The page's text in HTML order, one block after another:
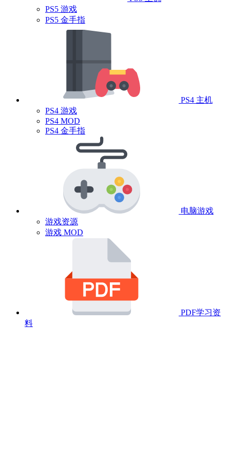
PS5 游戏
PS5 金手指
PS4 主机
PS4 游戏
PS4 MOD
PS4 金手指
电脑游戏
游戏资源
游戏 MOD
PDF学习资
料